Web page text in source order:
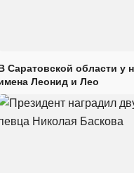
Саратовской области у
Леонид и Лео